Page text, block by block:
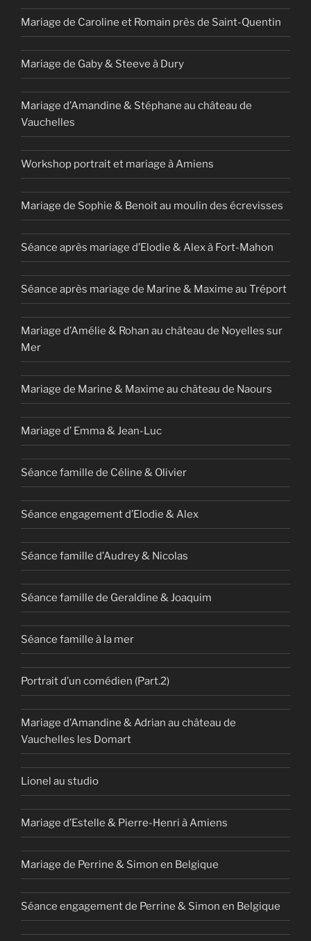
Mariage de Caroline et Romain près de Saint-Quentin
Mariage de Gaby & Steeve à Dury
Mariage d’Amandine & Stéphane au château de
Vauchelles
Workshop portrait et mariage à Amiens
Mariage de Sophie & Benoit au moulin des écrevisses
Séance après mariage d’Elodie & Alex à Fort-Mahon
Séance après mariage de Marine & Maxime au Tréport
Mariage d’Amélie & Rohan au château de Noyelles sur
Mer
Mariage de Marine & Maxime au château de Naours
Mariage d’ Emma & Jean-Luc
Séance famille de Céline & Olivier
Séance engagement d’Elodie & Alex
Séance famille d’Audrey & Nicolas
Séance famille de Geraldine & Joaquim
Séance famille à la mer
Portrait d’un comédien (Part.2)
Mariage d’Amandine & Adrian au château de
Vauchelles les Domart
Lionel au studio
Mariage d’Estelle & Pierre-Henri à Amiens
Mariage de Perrine & Simon en Belgique
Séance engagement de Perrine & Simon en Belgique